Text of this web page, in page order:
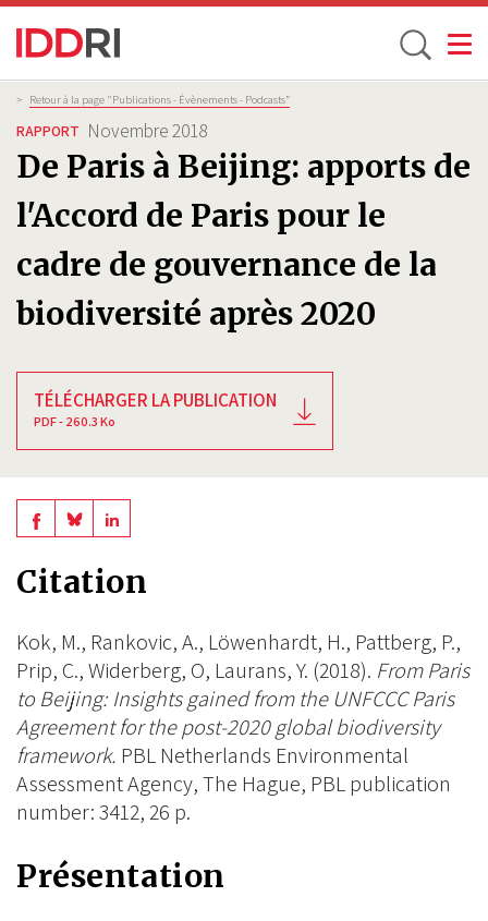
Aller
au
contenu
principal
Toggle
Fil
d'Ariane
> Retour à la page "Publications - Évènements - Podcasts”
RAPPORT Novembre 2018
De Paris à Beijing: apports de
l'Accord de Paris pour le
cadre de gouvernance de la
biodiversité après 2020
TÉLÉCHARGER LA PUBLICATION
PDF - 260.3 Ko
Share
on
Share
BlueSky
Share
Linkedin
Citation
Kok, M., Rankovic, A., Löwenhardt, H., Pattberg, P.,
Prip, C., Widerberg, O, Laurans, Y. (2018). From Paris
to Beijing: Insights gained from the UNFCCC Paris
Agreement for the post-2020 global biodiversity
framework. PBL Netherlands Environmental
Assessment Agency, The Hague, PBL publication
number: 3412, 26 p.
Présentation